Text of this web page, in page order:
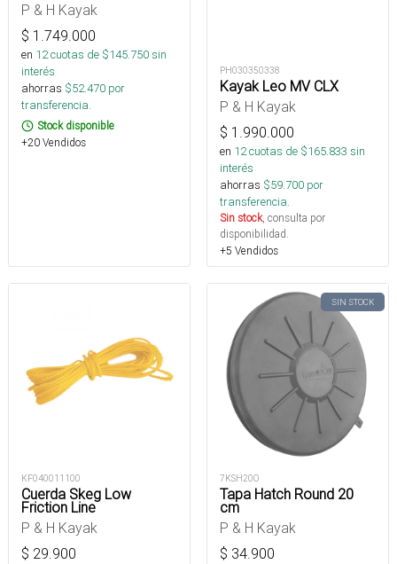
P & H Kayak
$ 1.749.000
en 12cuotas de $145.750sin
interés
ahorras $52.470 por
transferencia.
Stock disponible
+20 Vendidos
PH030350338
Kayak Leo MV CLX
P & H Kayak
$ 1.990.000
en 12cuotas de $165.833 sin
interés
ahorras $59.700 por
transferencia.
Sin stock, consulta por
disponibilidad.
+5 Vendidos
KF040011100
Cuerda Skeg Low
Friction Line
P & H Kayak
$ 29.900
SIN STOCK
7KSH20O
Tapa Hatch Round 20
cm
P & H Kayak
$ 34.900